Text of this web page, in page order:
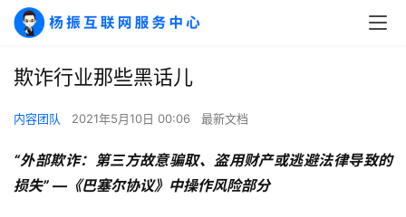
欺诈行业那些黑话儿
内容团队 2021年5月10日 00:06 最新文档
“外部欺诈： 第三方故意骗取、盗用财产或逃避法律导致的
损失” —《巴塞尔协议》中操作风险部分